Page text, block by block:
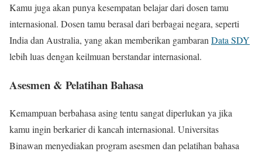
Kamu juga akan punya kesempatan belajar dari dosen tamu
internasional. Dosen tamu berasal dari berbagai negara, seperti
India dan Australia, yang akan memberikan gambaran Data SDY
lebih luas dengan keilmuan berstandar internasional.
Asesmen & Pelatihan Bahasa
Kemampuan berbahasa asing tentu sangat diperlukan ya jika
kamu ingin berkarier di kancah internasional. Universitas
Binawan menyediakan program asesmen dan pelatihan bahasa